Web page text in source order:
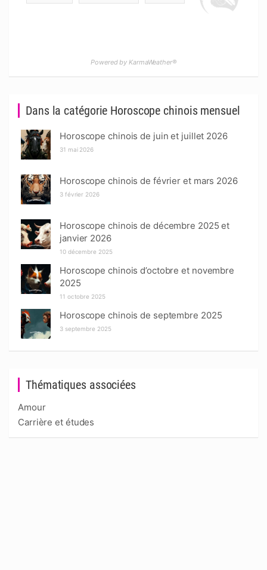
Thématiques associées
Amour
Carrière et études
Dans la catégorie Horoscope chinois mensuel
Horoscope chinois de juin et juillet 2026
31 mai 2026
Horoscope chinois de février et mars 2026
3 février 2026
Horoscope chinois de décembre 2025 et
janvier 2026
10 décembre 2025
Horoscope chinois d’octobre et novembre
2025
11 octobre 2025
Horoscope chinois de septembre 2025
3 septembre 2025
Powered by KarmaWeather®